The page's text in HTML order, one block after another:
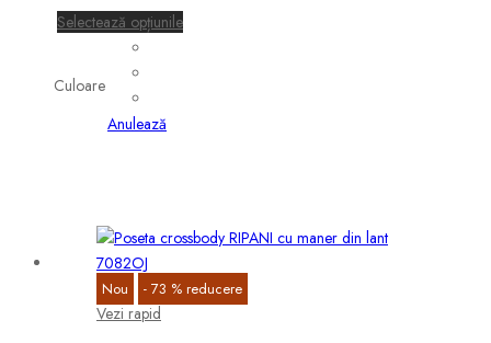
Selectează opțiunileAcest
alese
în
pagina
Culoare
Anulează
Nou - 73 % reducere
Vezi rapid